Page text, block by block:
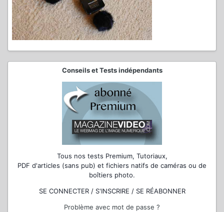
Conseils et Tests indépendants
Tous nos tests Premium, Tutoriaux,
PDF d'articles (sans pub) et fichiers natifs de caméras ou de
boîtiers photo.
SE CONNECTER / S'INSCRIRE / SE RÉABONNER
Problème avec mot de passe ?